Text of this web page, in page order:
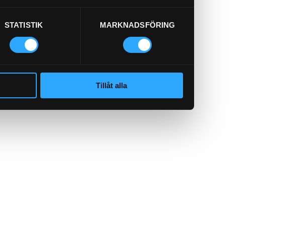
STATISTIK MARKNADSFÖRING
Tillåt alla